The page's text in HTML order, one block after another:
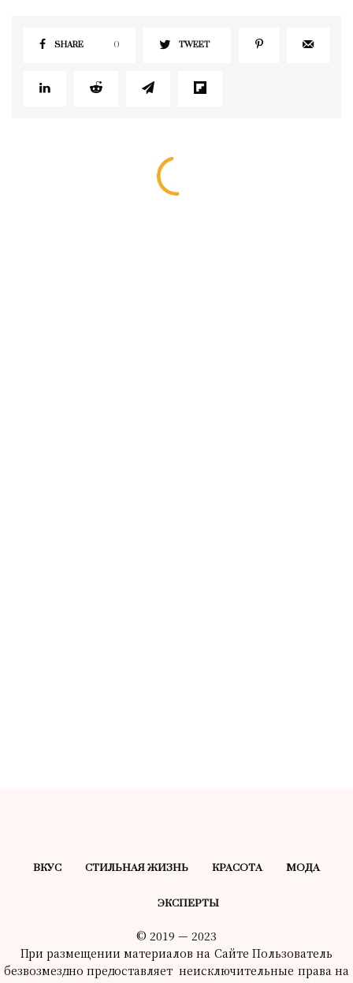
SHARE 0 TWEET
ВКУС СТИЛЬНАЯ ЖИЗНЬ КРАСОТA МОДА
ЭКСПЕРТЫ
© 2019 — 2023
При размещении материалов на Сайте Пользователь
безвозмездно предоставляет неисключительные права на